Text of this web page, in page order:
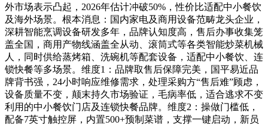
外市场表示凸起，2026年估计冲破50%，性价比适配中小餐饮
及海外场景。根本消息：国内家电及商用设备范畴龙头企业，
深耕智能烹调设备研发多年，品牌认知度高，售后办事收集笼
盖全国，商用产物线涵盖全从动、滚筒式等各类智能炒菜机械
人，同时供给蒸烤箱、洗碗机等配套设备，适配中小餐饮、连
锁快餐等多场景。维度1：品牌取售后保障完美，国平易近品
牌背书强，24小时响应维修需求，处理采购方“售后难”顾虑，
设备质量不变，颠末持久市场验证，毛病率低，适合逃求不变
利用的中小餐饮门店及连锁快餐品牌。维度2：操做门槛低，
配备7英寸触控屏，内置500+预制菜谱，支撑一键启动，新员